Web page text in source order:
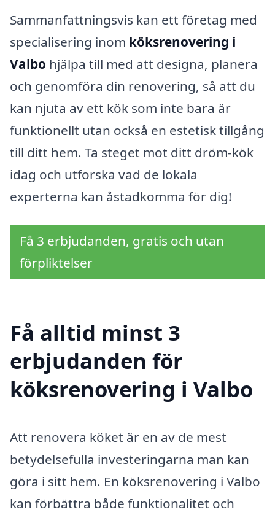
Sammanfattningsvis kan ett företag med
specialisering inom köksrenovering i
Valbo hjälpa till med att designa, planera
och genomföra din renovering, så att du
kan njuta av ett kök som inte bara är
funktionellt utan också en estetisk tillgång
till ditt hem. Ta steget mot ditt dröm-kök
idag och utforska vad de lokala
experterna kan åstadkomma för dig!
Få 3 erbjudanden, gratis och utan
förpliktelser
Få alltid minst 3
erbjudanden för
köksrenovering i Valbo
Att renovera köket är en av de mest
betydelsefulla investeringarna man kan
göra i sitt hem. En köksrenovering i Valbo
kan förbättra både funktionalitet och